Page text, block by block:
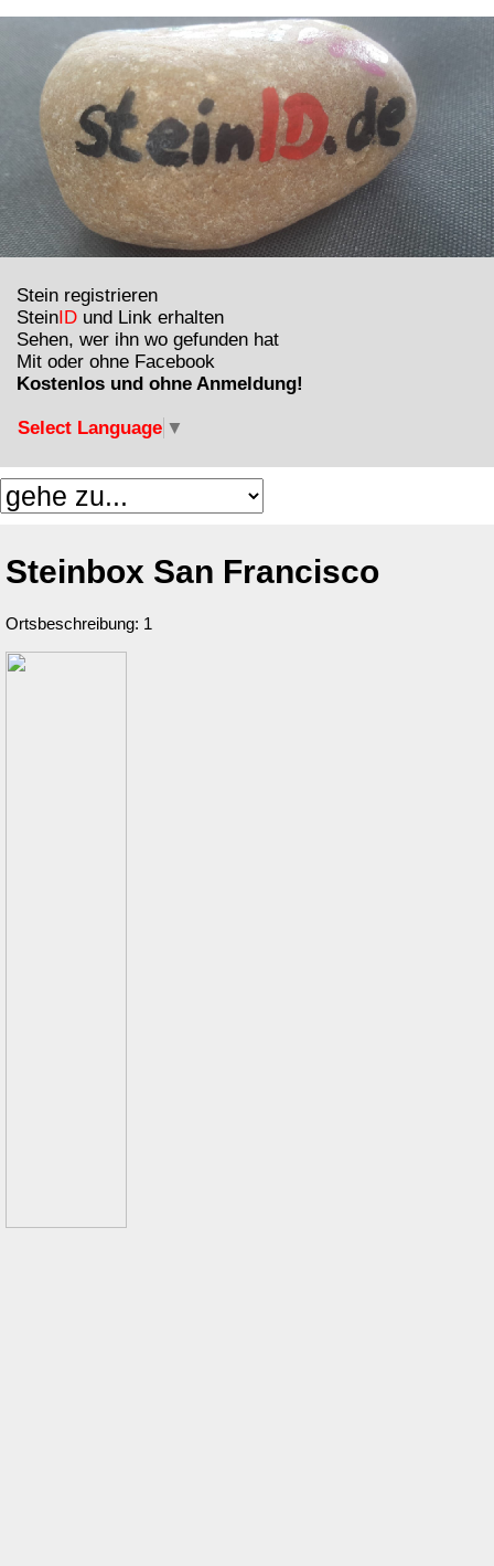
Stein registrieren
Stein ID und Link erhalten
Sehen, wer ihn wo gefunden hat
Mit oder ohne Facebook
Kostenlos und ohne Anmeldung!
Select Language ▼
Steinbox San Francisco
Ortsbeschreibung: 1